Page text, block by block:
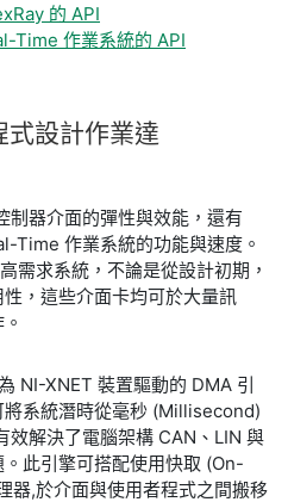
的 API
Time 作業系統的 API
式設計作業達
制器介面的彈性與效能，還有
Time 作業系統的功能與速度。
需求系統，不論是從設計初期，
，這些介面卡均可於大量訊
NI-XNET 裝置驅動的 DMA 引
系統潛時從毫秒 (Millisecond)
解決了電腦架構 CAN、LIN 與
此引擎可搭配使用快取 (On-
,於介面與使用者程式之間搬移